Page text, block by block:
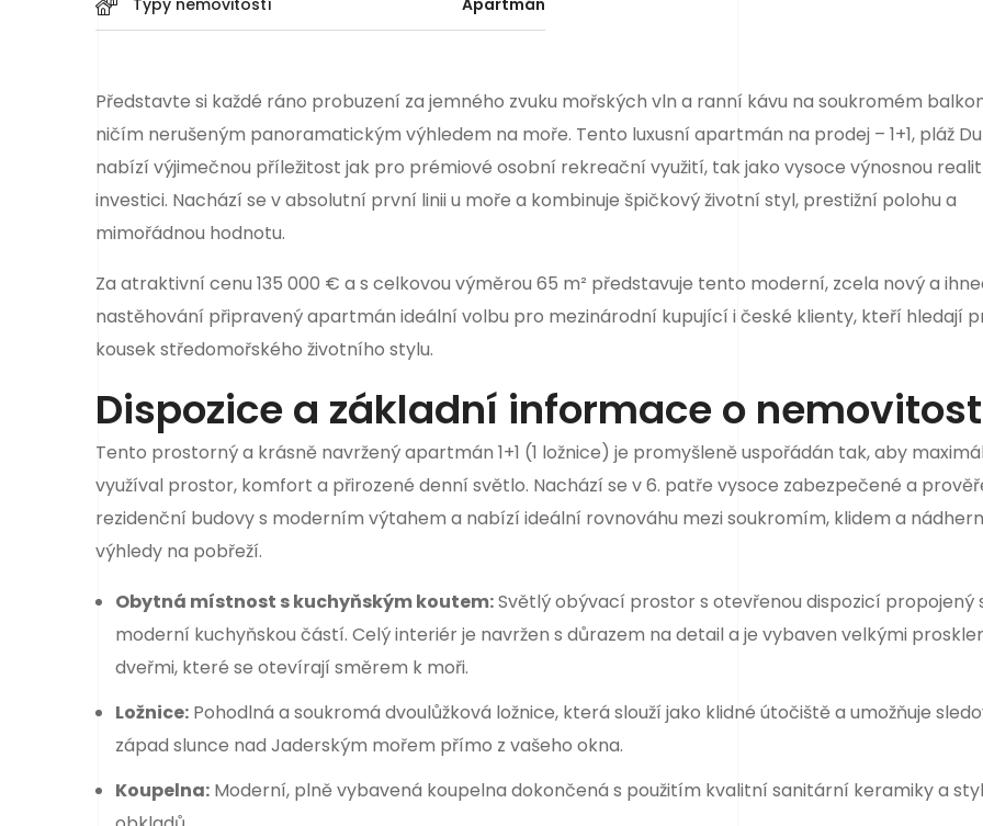
Představte si každé ráno probuzení za jemného zvuku mořských vln a ranní kávu na soukromém
ničím nerušeným panoramatickým výhledem na moře. Tento luxusní apartmán na prodej – 1+1, pláž
nabízí výjimečnou příležitost jak pro prémiové osobní rekreační využití, tak jako vysoce výnosnou
investici. Nachází se v absolutní první linii u moře a kombinuje špičkový životní styl, prestižní polohu a
mimořádnou hodnotu.
Za atraktivní cenu 135 000 € a s celkovou výměrou 65 m² představuje tento moderní, zcela nový a
nastěhování připravený apartmán ideální volbu pro mezinárodní kupující i české klienty, kteří hledají
kousek středomořského životního stylu.
Dispozice a základní informace o
Tento prostorný a krásně navržený apartmán 1+1 (1 ložnice) je promyšleně uspořádán tak, aby
využíval prostor, komfort a přirozené denní světlo. Nachází se v 6. patře vysoce zabezpečené a
rezidenční budovy s moderním výtahem a nabízí ideální rovnováhu mezi soukromím, klidem a
výhledy na pobřeží.
Obytná místnost s kuchyňským koutem:Světlý obývací prostor s otevřenou dispozicí propojený
moderní kuchyňskou částí. Celý interiér je navržen s důrazem na detail a je vybaven velkými
dveřmi, které se otevírají směrem k moři.
Ložnice:Pohodlná a soukromá dvoulůžková ložnice, která slouží jako klidné útočiště a umožňuje
západ slunce nad Jaderským mořem přímo z vašeho okna.
Koupelna:Moderní, plně vybavená koupelna dokončená s použitím kvalitní sanitární keramiky a